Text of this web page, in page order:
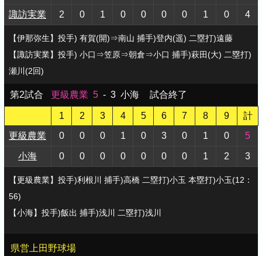
諏訪実業 2 0 1 0 0 0 0 1 0 4
【伊那弥生】投手) 有賀(開)⇒南山 捕手)登内(遥) 二塁打)遠藤
【諏訪実業】投手) 小口⇒笠原⇒朝倉⇒小口 捕手)萩田(大) 二塁打)
瀬川(2回)
第2試合 更級農業 5 - 3 小海 試合終了
1 2 3 4 5 6 7 8 9
計
更級農業
0 0 0 1 0 3 0 1 0 5
小海 0 0 0 0 0 0 0 1 2 3
【更級農業】投手)利根川 捕手)高橋 二塁打)小玉 本塁打)小玉(12：
56)
【小海】投手)飯出 捕手)浅川 二塁打)浅川
県営上田野球場